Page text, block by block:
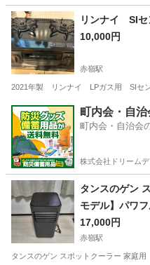
沖縄 沖縄市 てだこ浦西駅
リンナイ SIセ
10,000円
赤嶺駅
2021年製 リンナイ LPガス用 SIセン
沖縄 糸満市 赤嶺駅 キッ
町内会・自
町内会・自治会
株式会社ドリーム
タンスのゲン
モデル】パワ
17,000円
赤嶺駅
タンスのゲン スポットクーラー 家庭